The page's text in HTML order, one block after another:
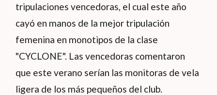
tripulaciones vencedoras, el cual este año
cayó en manos de la mejor tripulación
femenina en monotipos de la clase
"CYCLONE". Las vencedoras comentaron
que este verano serían las monitoras de vela
ligera de los más pequeños del club.